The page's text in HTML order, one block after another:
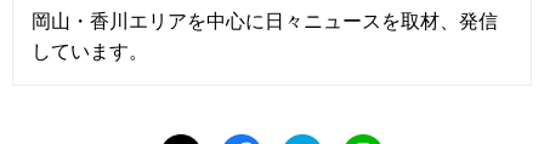
岡山・香川エリアを中心に日々ニュースを取材、発信
しています。